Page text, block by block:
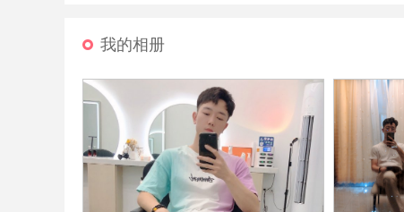
我的相册